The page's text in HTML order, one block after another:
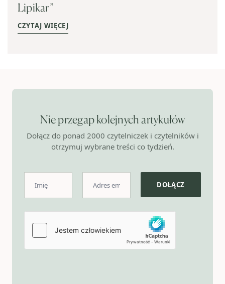
Lipikar”
CZYTAJ WIĘCEJ
Nie przegap kolejnych artykułów
Dołącz do ponad 2000 czytelniczek i czytelników i
otrzymuj wybrane treści co tydzień.